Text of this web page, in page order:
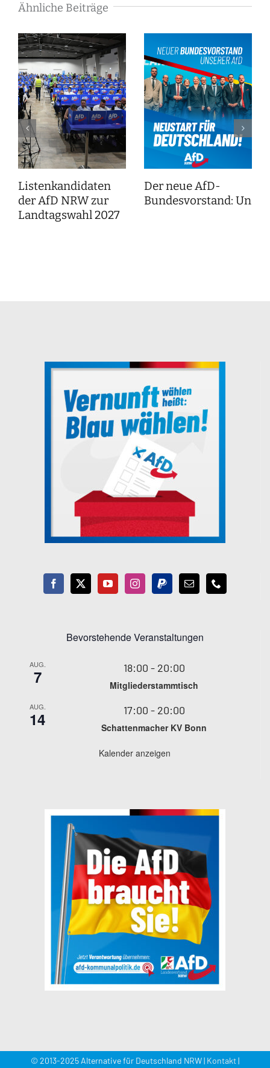
Ähnliche Beiträge
Listenkandidaten
der AfD NRW zur
Landtagswahl 2027
Der neue AfD-
Bundesvorstand:
Bevorstehende Veranstaltungen
AUG.
7 18:00 - 20:00
Mitgliederstammtisch
AUG.
14 17:00 - 20:00
Schattenmacher KV Bonn
Kalender anzeigen
© 2013-2025 Alternative für Deutschland NRW | Kontakt|